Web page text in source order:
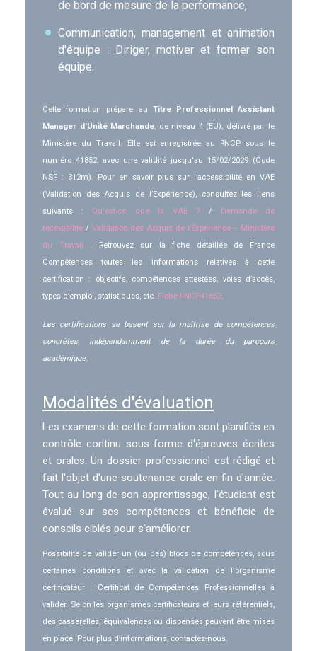
de bord de mesure de la performance,
Communication, management et animation
d'équipe : Diriger, motiver et former son
équipe.
Cette formation prépare au Titre Professionnel Assistant
Manager d'Unité Marchande, de niveau 4 (EU), délivré par le
Ministère du Travail. Elle est enregistrée au RNCP sous le
numéro 41852, avec une validité jusqu'au 15/02/2029 (Code
NSF : 312m). Pour en savoir plus sur l’accessibilité en VAE
(Validation des Acquis de l’Expérience), consultez les liens
suivants : Qu'est-ce que la VAE ? /
Demande de
recevabilité / Validation des Acquis de l’Expérience – Ministère
du Travail
. Retrouvez sur la fiche détaillée de France
Compétences toutes les informations relatives à cette
certification : objectifs, compétences attestées, voies d’accès,
types d’emploi, statistiques, etc. Fiche RNCP41852.
Les certifications se basent sur la maîtrise de compétences
concrètes, indépendamment de la durée du parcours
académique.
Modalités d'évaluation
Les examens de cette formation sont planifiés en
contrôle continu sous forme d'épreuves écrites
et orales. Un dossier professionnel est rédigé et
fait l'objet d'une soutenance orale en fin d'année.
Tout au long de son apprentissage, l’étudiant est
évalué sur ses compétences et bénéficie de
conseils ciblés pour s’améliorer.
Possibilité de valider un (ou des) blocs de compétences, sous
certaines conditions et avec la validation de l'organisme
certificateur : Certificat de Compétences Professionnelles à
valider. Selon les organismes certificateurs et leurs référentiels,
des passerelles, équivalences ou dispenses peuvent être mises
en place. Pour plus d’informations, contactez-nous.